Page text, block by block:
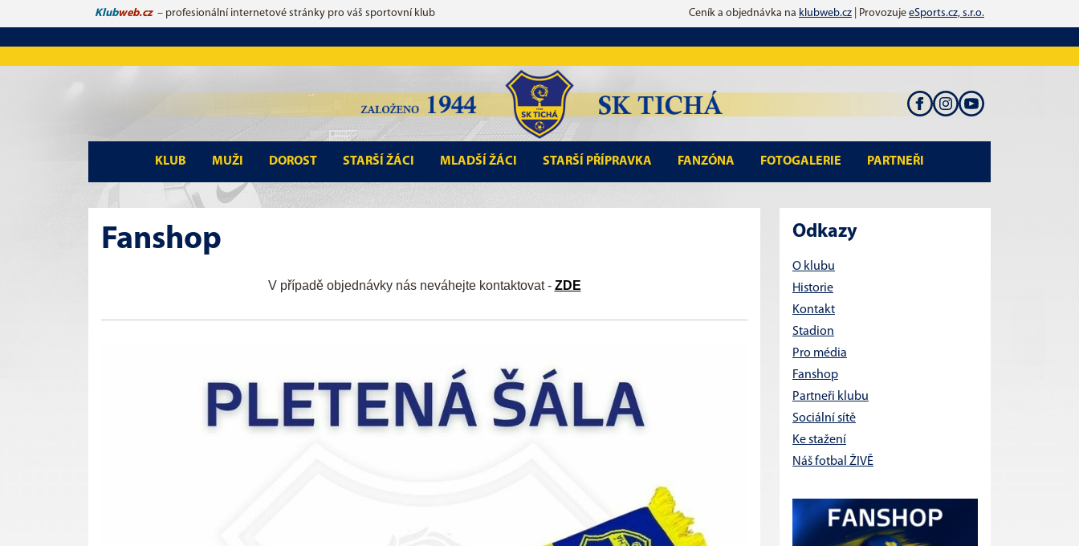
Klubweb.cz – profesionální internetové stránky pro váš sportovní klub Ceník a objednávka na klubweb.cz | Provozuje eSports.cz, s.r.o.
KLUB MUŽI DOROST STARŠÍ ŽÁCI MLADŠÍ ŽÁCI STARŠÍ PŘÍPRAVKA FANZÓNA FOTOGALERIE PARTNEŘI
Fanshop
V případě objednávky nás neváhejte kontaktovat - ZDE
Odkazy
O klubu
Historie
Kontakt
Stadion
Pro média
Fanshop
Partneři klubu
Sociální sítě
Ke stažení
Náš fotbal ŽIVĚ